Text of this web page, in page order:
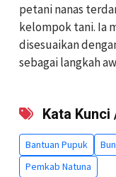
petani nanas
kelompok tani. Ia
disesuaikan
sebagai langkah
Kata Kunci
Bantuan Pupuk
Pemkab Natuna